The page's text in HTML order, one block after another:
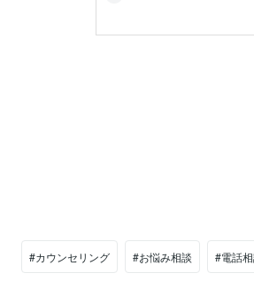
#カウンセリング #お悩み相談 #電話